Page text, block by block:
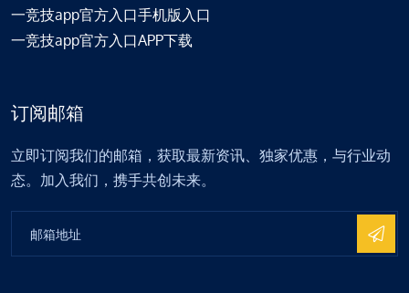
一竞技app官方入口手机版入口
一竞技app官方入口APP下载
订阅邮箱
立即订阅我们的邮箱，获取最新资讯、独家优惠，与行业动
态。加入我们，携手共创未来。